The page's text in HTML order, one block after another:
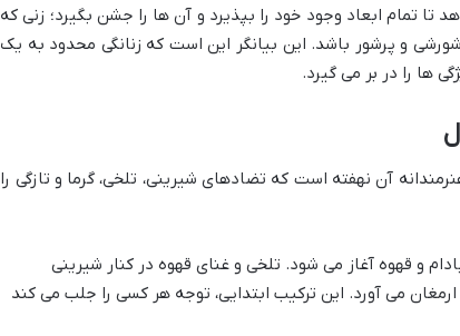
تا تمام ابعاد وجود خود را بپذیرد و آن ها را جشن بگیرد؛ زنی که
و پرشور باشد. این بیانگر این است که زنانگی محدود به یک
ها را در بر می گیرد.
آن نهفته است که تضادهای شیرینی، تلخی، گرما و تازگی را
و قهوه آغاز می شود. تلخی و غنای قهوه در کنار شیرینی
ارمغان می آورد. این ترکیب ابتدایی، توجه هر کسی را جلب می کند